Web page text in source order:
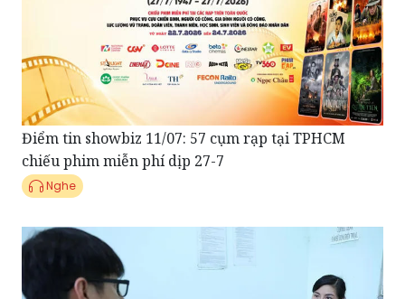
Điểm tin showbiz 11/07: 57 cụm rạp tại TPHCM
chiếu phim miễn phí dịp 27-7
Nghe